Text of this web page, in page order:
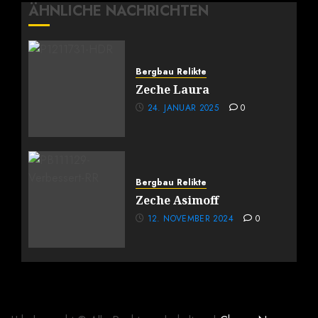
ÄHNLICHE NACHRICHTEN
Bergbau Relikte
Zeche Laura
24. JANUAR 2025 0
Bergbau Relikte
Zeche Asimoff
12. NOVEMBER 2024 0